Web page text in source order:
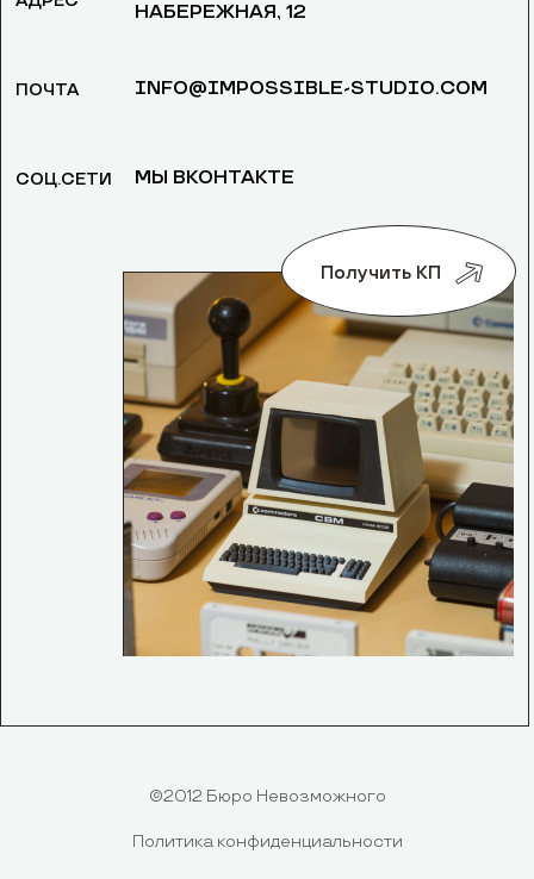
ПОЧТА
СОЦ.СЕТИ
НАБЕРЕЖНАЯ, 12
INFO@IMPOSSIBLE-STUDIO.COM
МЫ ВКОНТАКТЕ
Получить КП
©2012 Бюро Невозможного
Политика конфиденциальности